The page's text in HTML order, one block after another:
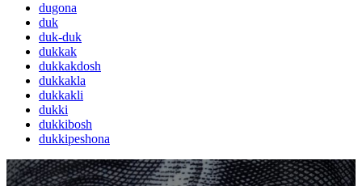
dugona
duk
duk-duk
dukkak
dukkakdosh
dukkakla
dukkakli
dukki
dukkibosh
dukkipeshona